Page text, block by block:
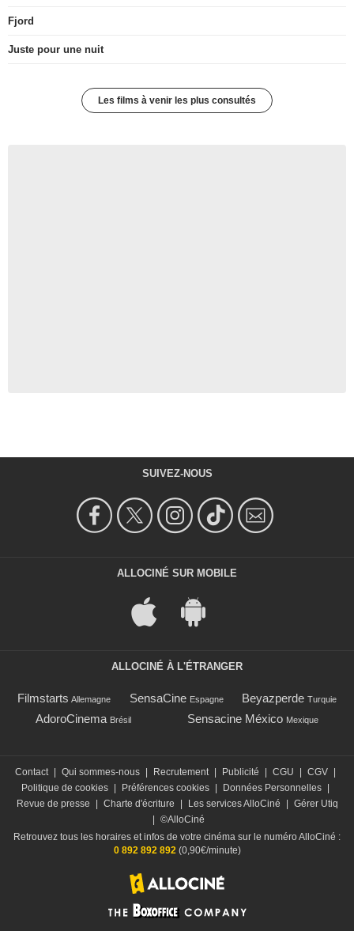
Fjord
Juste pour une nuit
Les films à venir les plus consultés
SUIVEZ-NOUS
ALLOCINÉ SUR MOBILE
ALLOCINÉ À L'ÉTRANGER
Filmstarts Allemagne SensaCine Espagne Beyazperde Turquie
AdoroCinema Brésil Sensacine México Mexique
Contact Qui sommes-nous Recrutement Publicité CGU CGV
Politique de cookies
Préférences cookies Données Personnelles
Revue de presse
Charte d'écriture Les services AlloCiné
Gérer Utiq
©AlloCiné
Retrouvez tous les horaires et infos de votre cinéma sur le numéro AlloCiné :
0 892 892 892(0,90€/minute)